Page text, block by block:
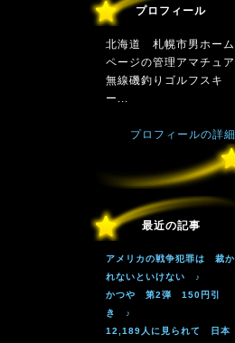
プロフィール
北海道 札幌市男ホーム
ページの管理アマチュア
無線磯釣りゴルフスキ
ー...
プロフィールの詳細
最近の記事
アメリカの戦争犯罪は 裁か
れないといけない ♪
かつや 第2弾 150円引
き ♪
12,189人に見られて 日本